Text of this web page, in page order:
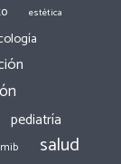
estética
pediatría
salud